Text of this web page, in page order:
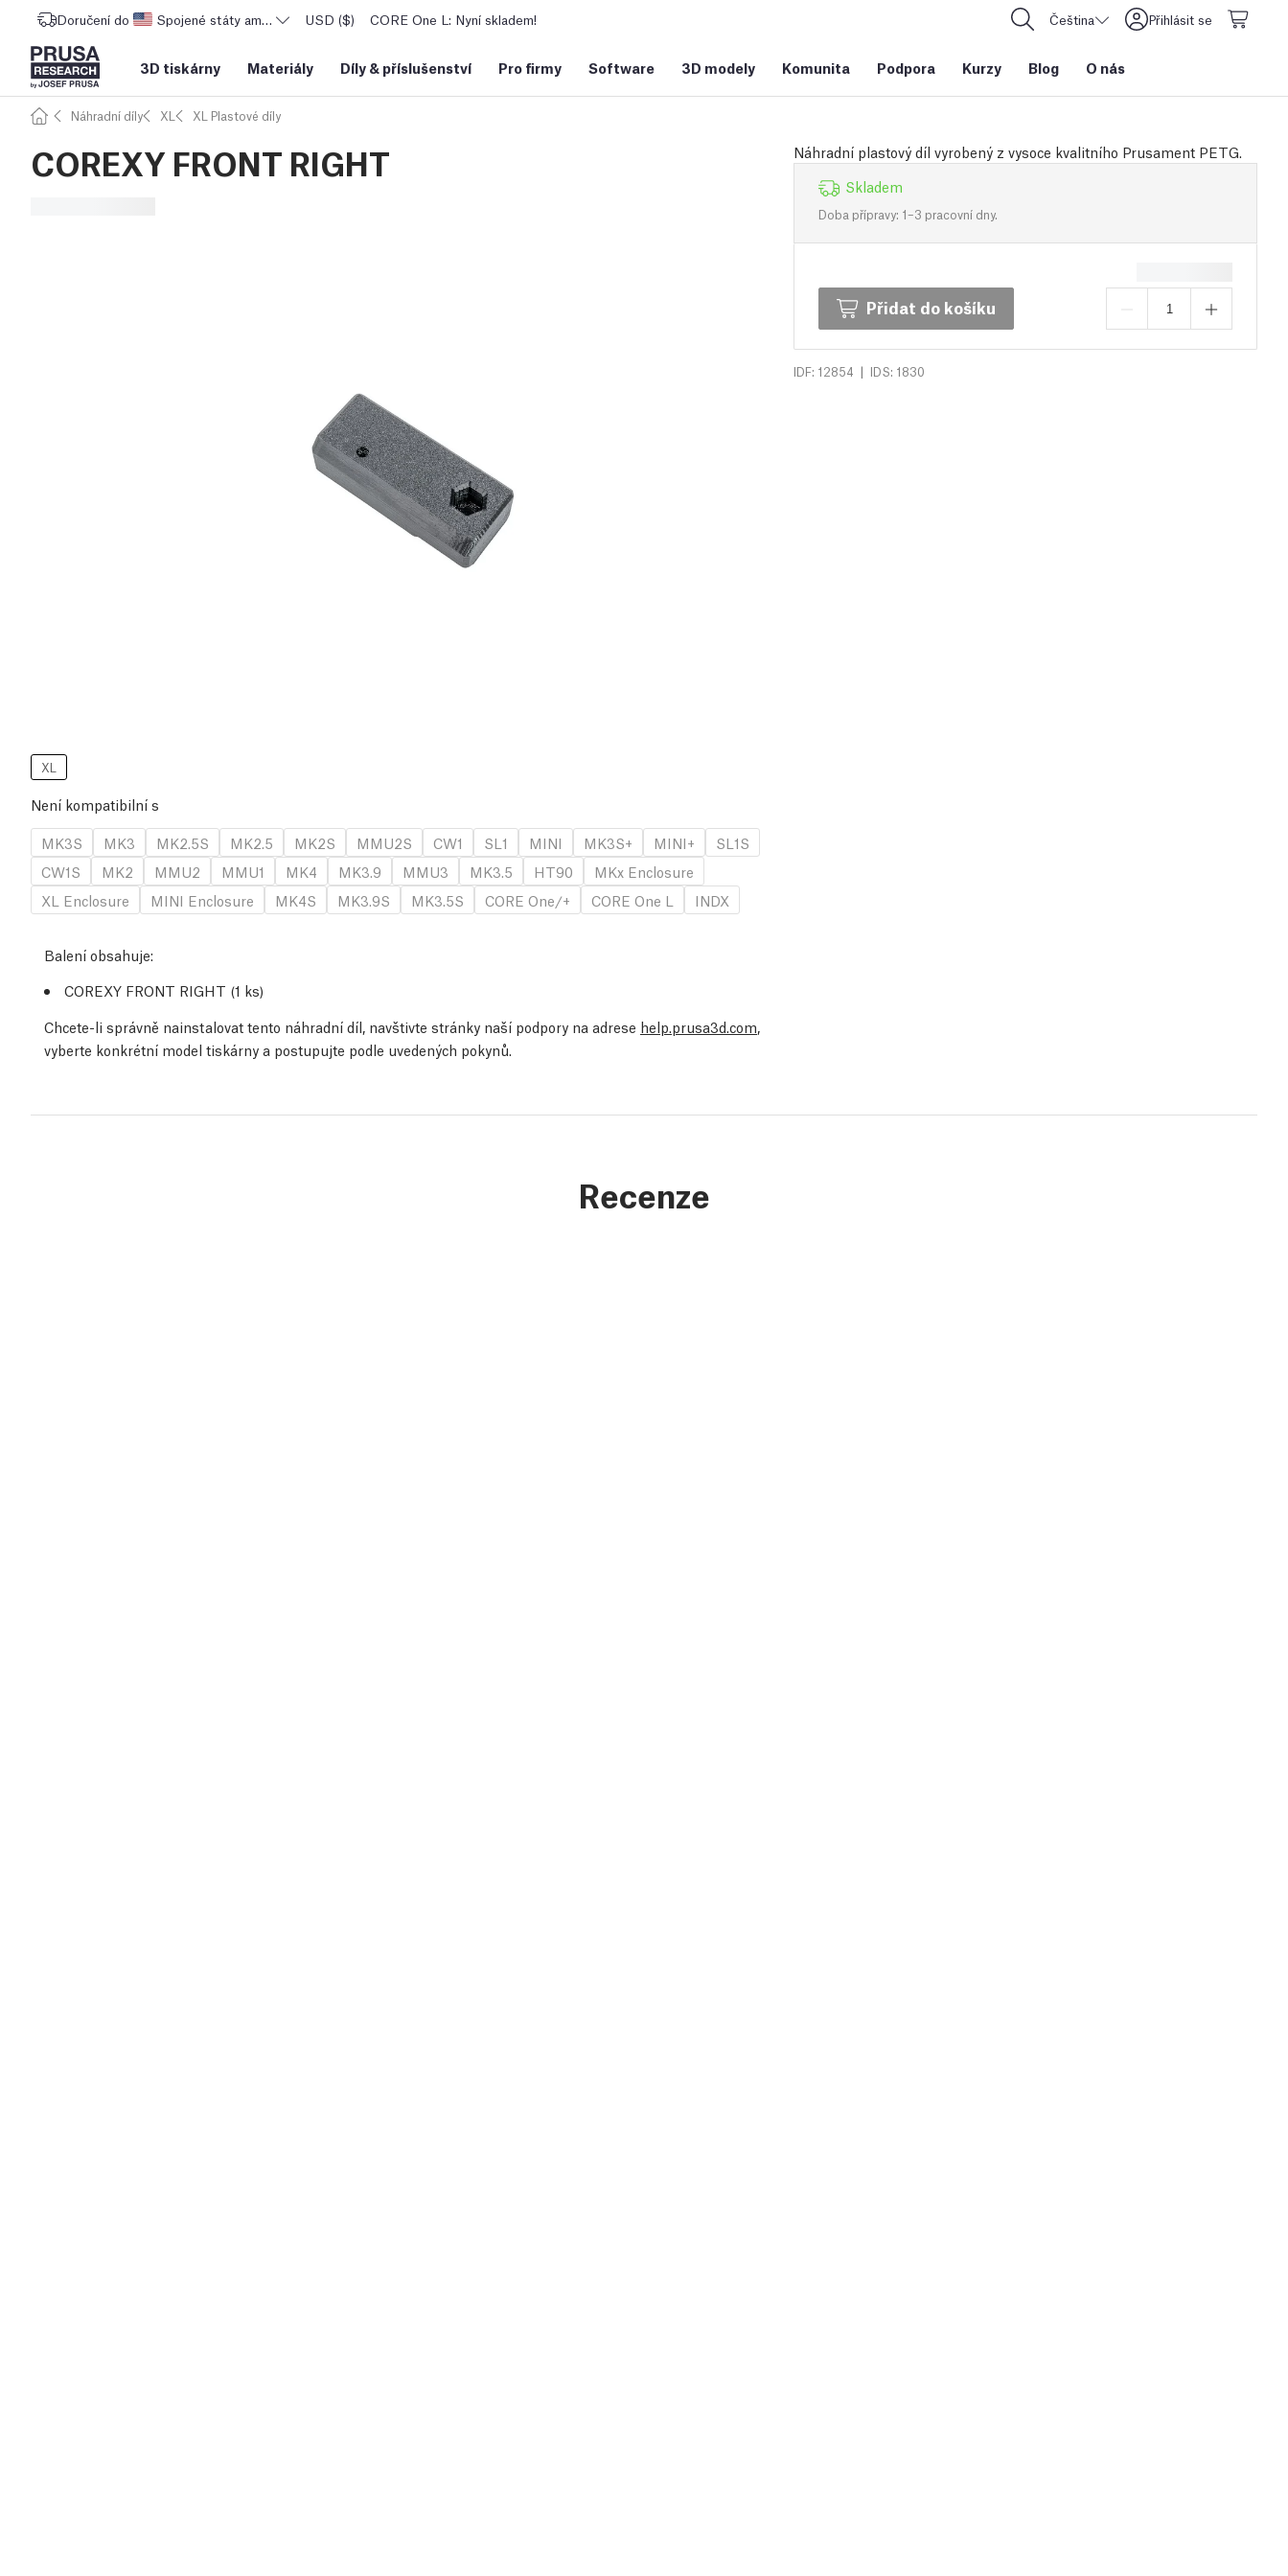
Doručení do Spojené státy americké USD ($) CORE One L: Nyní skladem! Čeština Přihlásit se
3D tiskárny Materiály Díly & příslušenství Pro firmy Software 3D modely Komunita Podpora Kurzy Blog O nás
Náhradní díly XL XL Plastové díly
COREXY FRONT RIGHT
Náhradní plastový díl vyrobený z vysoce kvalitního Prusament PETG.
Skladem
Doba přípravy: 1–3 pracovní dny.
Přidat do košíku
IDF: 12854 | IDS: 1830
XL
Není kompatibilní s
MK3S
MK3 MK2.5S MK2.5 MK2S MMU2S CW1 SL1 MINI MK3S+ MINI+
SL1S
CW1S
MK2 MMU2 MMU1 MK4 MK3.9 MMU3 MK3.5 HT90
MKx Enclosure
XL Enclosure
MINI Enclosure MK4S MK3.9S MK3.5S CORE One/+ CORE One L INDX
Balení obsahuje:
COREXY FRONT RIGHT (1 ks)
Chcete-li správně nainstalovat tento náhradní díl, navštivte stránky naší podpory na adrese help.prusa3d.com,
vyberte konkrétní model tiskárny a postupujte podle uvedených pokynů.
Recenze